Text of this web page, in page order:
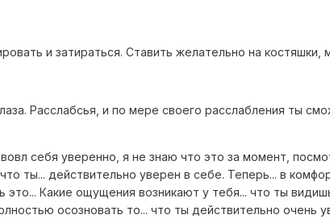
и затираться. Ставить желательно на костяшки,
Расслабсья, и по мере своего расслабления ты
себя уверенно, я не знаю что это за момент,
ты... действительно уверен в себе. Теперь... в
Какие ощущения возникают у тебя... что ты
осозновать то... что ты действительно очень